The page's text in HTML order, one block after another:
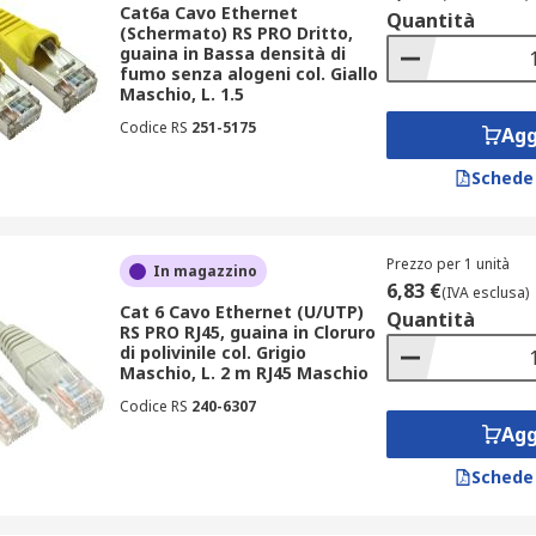
usati comunemente in vari tipi di settori, inclusi uffici e
per collegare i dispositivi in una rete LAN. Ilcablaggio
computer, router e switch.
la nostraguida completa
Di seguito le applicazioni principali dei suddetti cavi:
poiché consentono la connessione tra computer,
macchinari e dispositivi di controllo.
IP, dove garantiscono la trasmissione affidabile dei
disponibili su RS Online: RS PRO, Roline e
esigenza di cablaggio.
Cat6a Cavo Ethernet
(Schermato) RS PRO Dritto,
guaina in Bassa densità di
fumo senza alogeni col. Giallo
Maschio, L. 1.5
Codice RS 251-5175
Quantità
In magazzino
Cat 6 Cavo Ethernet (U/UTP)
RS PRO RJ45, guaina in Cloruro
di polivinile col. Grigio
Maschio, L. 2 m RJ45 Maschio
Codice RS 240-6307
Prezzo per 1 unità
6,83 €(IVA esclusa)
Quantità